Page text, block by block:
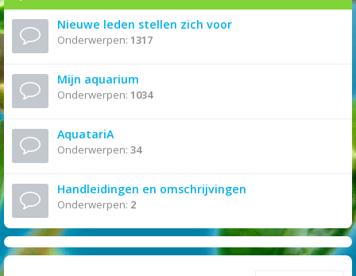
Nieuwe leden stellen zich voor
Onderwerpen: 1317
Mijn aquarium
Onderwerpen: 1034
AquatariA
Onderwerpen: 34
Handleidingen en omschrijvingen
Onderwerpen: 2